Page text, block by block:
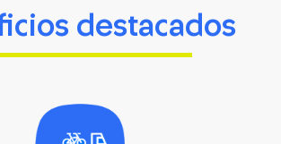
destacados